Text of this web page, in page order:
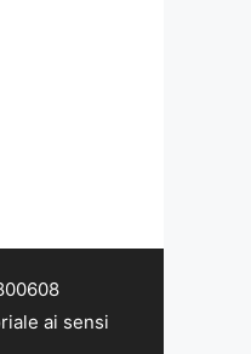
ai sensi